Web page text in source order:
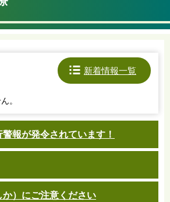
新着情報一覧
。
報が発令されています！
か）にご注意ください